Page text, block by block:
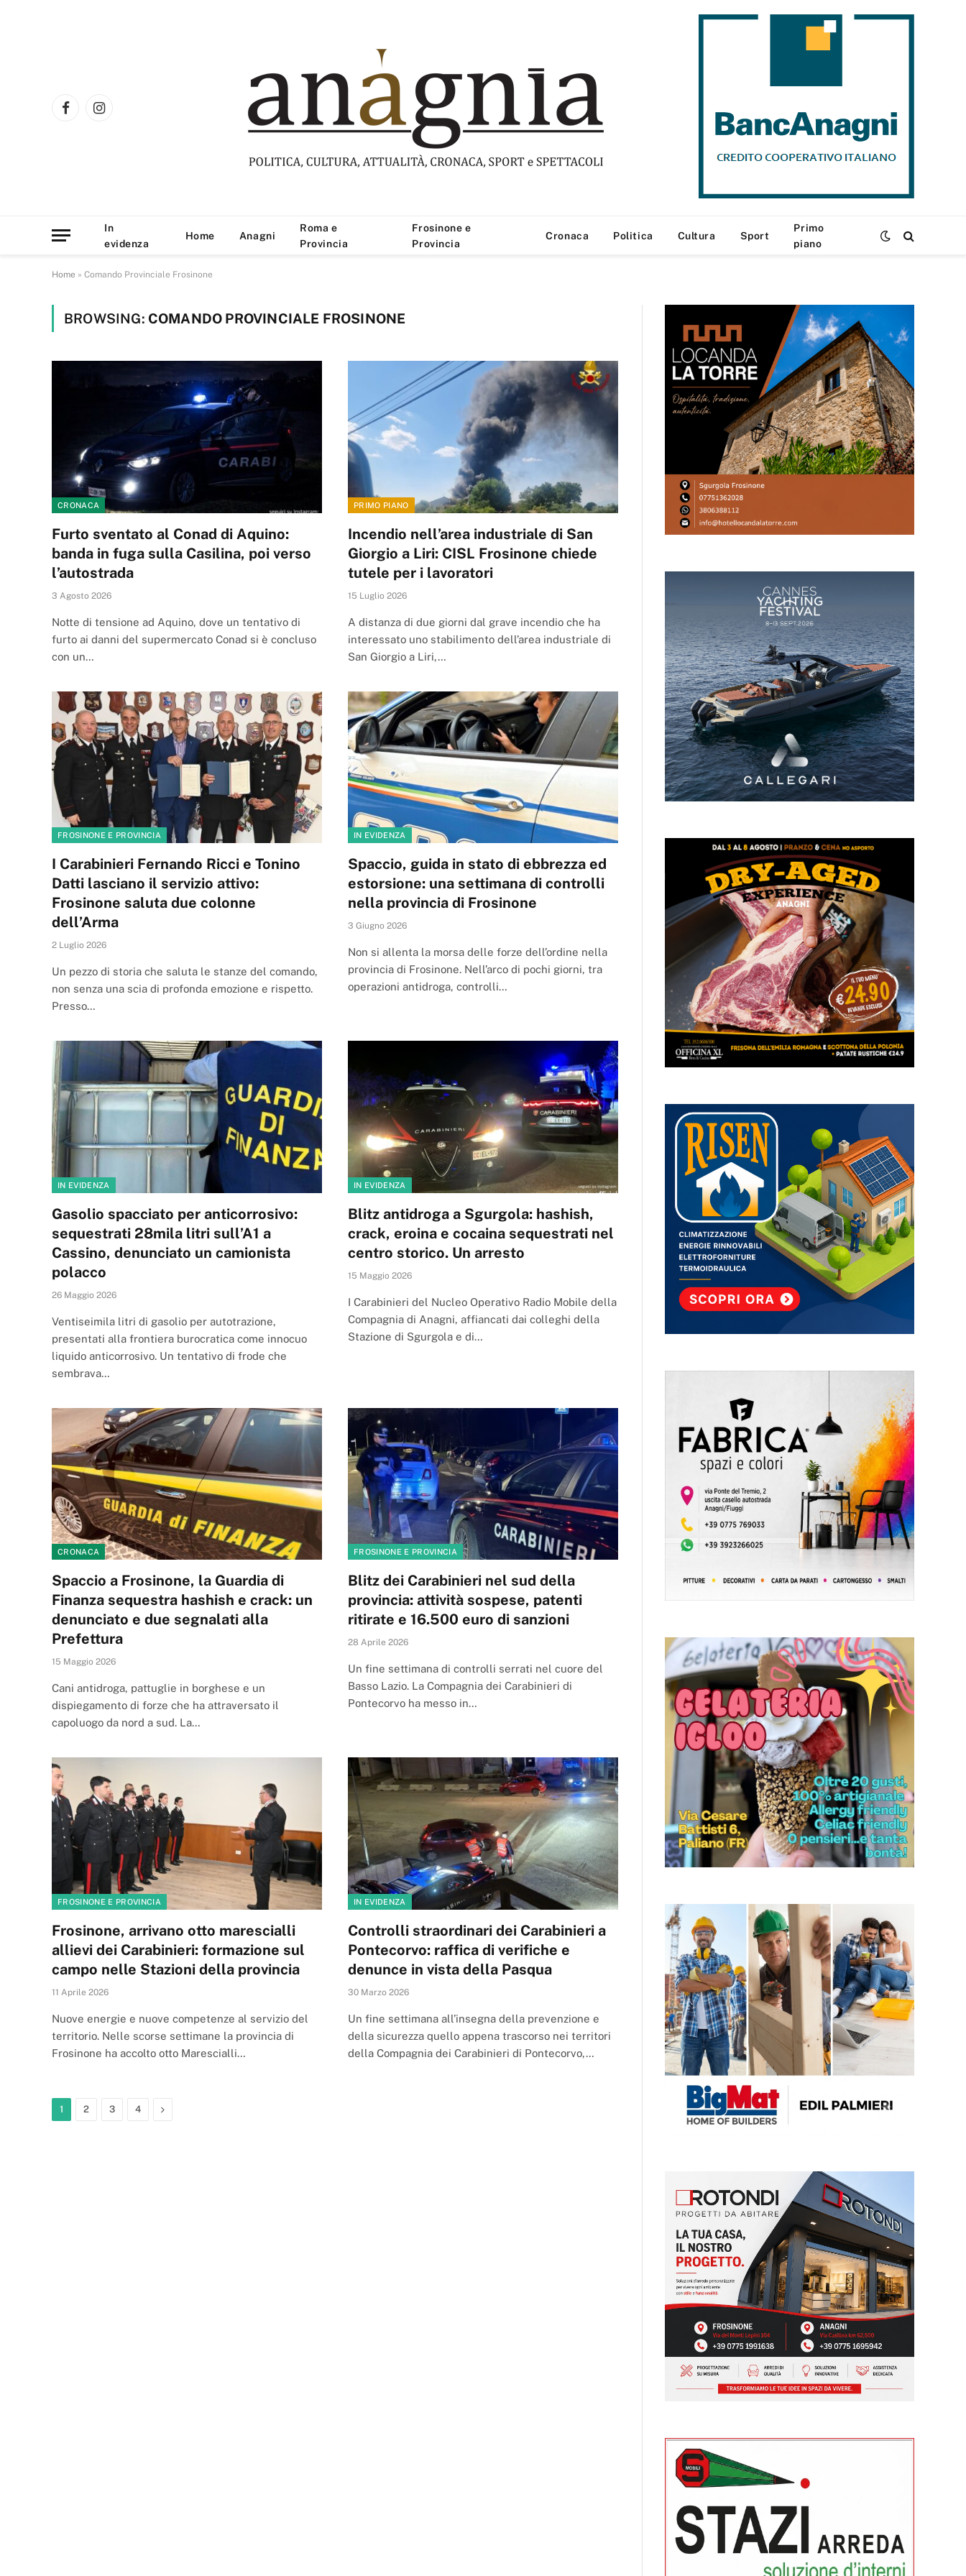
FacebookInstagram
In
evidenza
Home Anagni
Roma e
Provincia
Frosinone e
Provincia
Cronaca Politica Cultura Sport
Primo
piano
Home » Comando Provinciale Frosinone
BROWSING: COMANDO PROVINCIALE FROSINONE
CRONACA
Furto sventato al Conad di Aquino:
banda in fuga sulla Casilina, poi verso
l’autostrada
3 Agosto 2026
Notte di tensione ad Aquino, dove un tentativo di
furto ai danni del supermercato Conad si è concluso
con un…
PRIMO PIANO
Incendio nell’area industriale di San
Giorgio a Liri: CISL Frosinone chiede
tutele per i lavoratori
15 Luglio 2026
A distanza di due giorni dal grave incendio che ha
interessato uno stabilimento dell’area industriale di
San Giorgio a Liri,…
FROSINONE E PROVINCIA
I Carabinieri Fernando Ricci e Tonino
Datti lasciano il servizio attivo:
Frosinone saluta due colonne
dell’Arma
2 Luglio 2026
Un pezzo di storia che saluta le stanze del comando,
non senza una scia di profonda emozione e rispetto.
Presso…
IN EVIDENZA
Spaccio, guida in stato di ebbrezza ed
estorsione: una settimana di controlli
nella provincia di Frosinone
3 Giugno 2026
Non si allenta la morsa delle forze dell’ordine nella
provincia di Frosinone. Nell’arco di pochi giorni, tra
operazioni antidroga, controlli…
IN EVIDENZA
Gasolio spacciato per anticorrosivo:
sequestrati 28mila litri sull’A1 a
Cassino, denunciato un camionista
polacco
26 Maggio 2026
Ventiseimila litri di gasolio per autotrazione,
presentati alla frontiera burocratica come innocuo
liquido anticorrosivo. Un tentativo di frode che
sembrava…
IN EVIDENZA
Blitz antidroga a Sgurgola: hashish,
crack, eroina e cocaina sequestrati nel
centro storico. Un arresto
15 Maggio 2026
I Carabinieri del Nucleo Operativo Radio Mobile della
Compagnia di Anagni, affiancati dai colleghi della
Stazione di Sgurgola e di…
CRONACA
Spaccio a Frosinone, la Guardia di
Finanza sequestra hashish e crack: un
denunciato e due segnalati alla
Prefettura
15 Maggio 2026
Cani antidroga, pattuglie in borghese e un
dispiegamento di forze che ha attraversato il
capoluogo da nord a sud. La…
FROSINONE E PROVINCIA
Blitz dei Carabinieri nel sud della
provincia: attività sospese, patenti
ritirate e 16.500 euro di sanzioni
28 Aprile 2026
Un fine settimana di controlli serrati nel cuore del
Basso Lazio. La Compagnia dei Carabinieri di
Pontecorvo ha messo in…
FROSINONE E PROVINCIA
Frosinone, arrivano otto marescialli
allievi dei Carabinieri: formazione sul
campo nelle Stazioni della provincia
11 Aprile 2026
Nuove energie e nuove competenze al servizio del
territorio. Nelle scorse settimane la provincia di
Frosinone ha accolto otto Marescialli…
IN EVIDENZA
Controlli straordinari dei Carabinieri a
Pontecorvo: raffica di verifiche e
denunce in vista della Pasqua
30 Marzo 2026
Un fine settimana all’insegna della prevenzione e
della sicurezza quello appena trascorso nei territori
della Compagnia dei Carabinieri di Pontecorvo,…
1 2 3 4 Next